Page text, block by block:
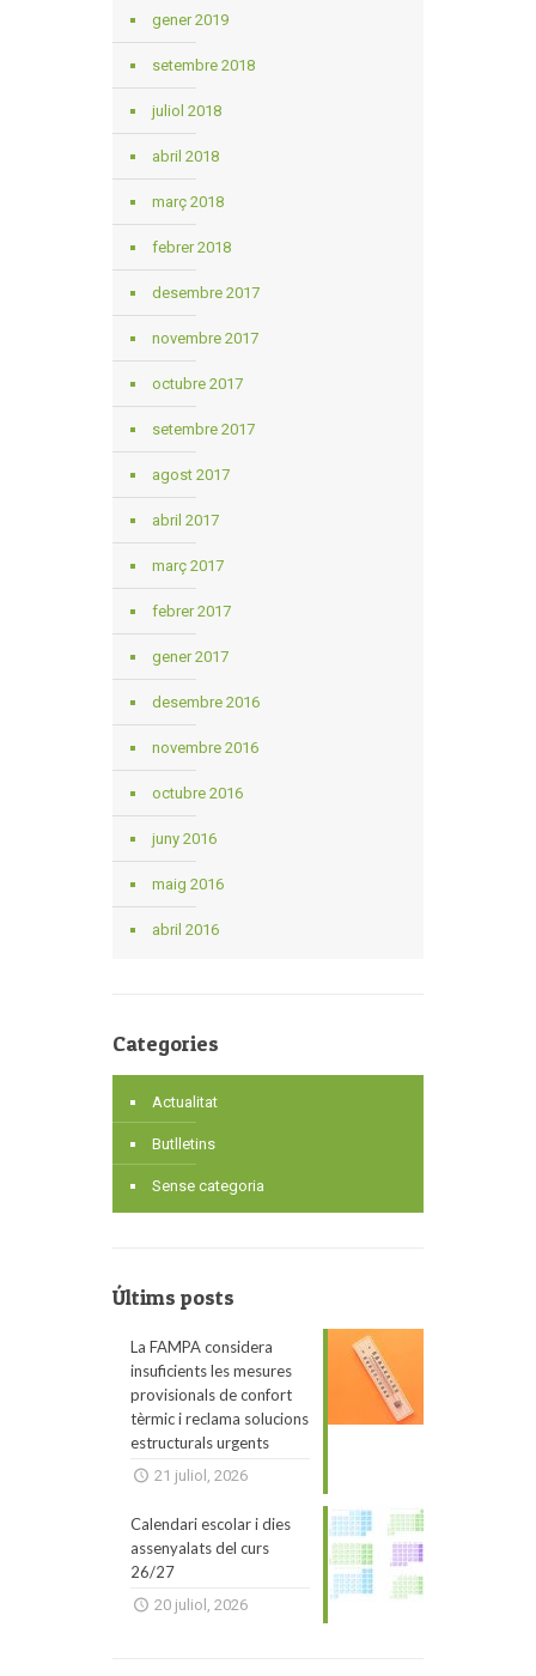
gener 2019
setembre 2018
juliol 2018
abril 2018
març 2018
febrer 2018
desembre 2017
novembre 2017
octubre 2017
setembre 2017
agost 2017
abril 2017
març 2017
febrer 2017
gener 2017
desembre 2016
novembre 2016
octubre 2016
juny 2016
maig 2016
abril 2016
Categories
Actualitat
Butlletins
Sense categoria
Últims posts
La FAMPA considera
insuficients les mesures
provisionals de confort
tèrmic i reclama solucions
estructurals urgents
21 juliol, 2026
Calendari escolar i dies
assenyalats del curs
26/27
20 juliol, 2026